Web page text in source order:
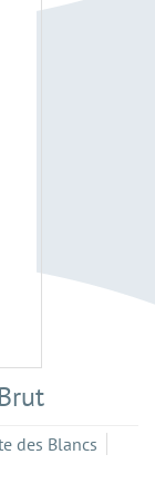
des Blancs